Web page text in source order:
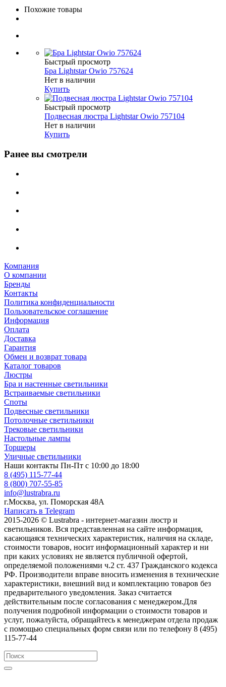
Похожие товары
Быстрый просмотр
Бра Lightstar Owio 757624
Нет в наличии
Купить
Быстрый просмотр
Подвесная люстра Lightstar Owio 757104
Нет в наличии
Купить
Ранее вы смотрели
Компания
О компании
Бренды
Контакты
Политика конфиденциальности
Пользовательское соглашение
Информация
Оплата
Доставка
Гарантия
Обмен и возврат товара
Каталог товаров
Люстры
Бра и настенные светильники
Встраиваемые светильники
Споты
Подвесные светильники
Потолочные светильники
Трековые светильники
Настольные лампы
Торшеры
Уличные светильники
Наши контакты Пн-Пт с 10:00 до 18:00
8 (495) 115-77-44
8 (800) 707-55-85
info@lustrabra.ru
г.Москва, ул. Поморская 48А
Написать в Telegram
2015-2026 © Lustrabra - интернет-магазин люстр и
светильников. Вся представленная на сайте информация,
касающаяся технических характеристик, наличия на складе,
стоимости товаров, носит информационный характер и ни
при каких условиях не является публичной офертой,
определяемой положениями ч.2 ст. 437 Гражданского кодекса
РФ. Производители вправе вносить изменения в технические
характеристики, внешний вид и комплектацию товаров без
предварительного уведомления. Заказ считается
действительным после согласования с менеджером.Для
получения подробной информации о стоимости товаров и
услуг, пожалуйста, обращайтесь к менеджерам отдела продаж
с помощью специальных форм связи или по телефону 8 (495)
115-77-44